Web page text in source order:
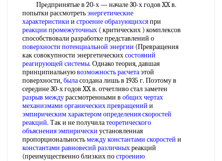
Предпринятые в 20-х — начале 30-х годов XX в.
попытки рассмотретьэнергетические
характеристики и строение образующихсяпри
реакции промежуточных ( критических ) комплексов
способствовали разработке представлений о
поверхности потенциальной энергии (Превращения
как совокупности энергетическихсостояний
реагирующей системы. Однако теория, давшая
принципиальнуювозможность расчетаэтой
поверхности,быласоздана лишь в 1935 г. Поэтому в
середине 30-х годов XX в. отчетливо стал заметен
разрыв междурассмотренными в общих чертах
механизмами органических превращений и
эмпирическим характеромопределения скоростей
реакций. Так и не получилатеоретического
объяснения эмпирически установленная
пропорциональностьмежду константами скоростей и
константами равновесий различныхреакций
(преимущественно близких построению